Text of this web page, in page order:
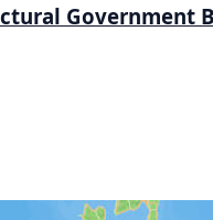
Government